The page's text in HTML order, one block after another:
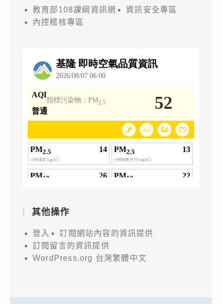
教育部108課綱資訊網
資訊安全專區
內控稽核專區
其他操作
登入
訂閱網站內容的資訊提供
訂閱留言的資訊提供
WordPress.org 台灣繁體中文